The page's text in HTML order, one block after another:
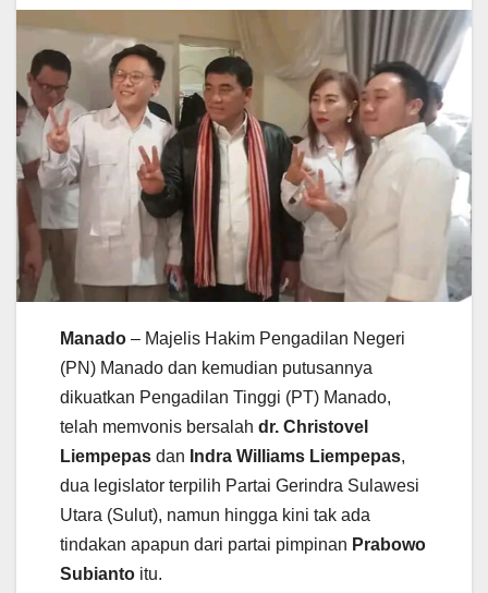
Manado – Majelis Hakim Pengadilan Negeri
(PN) Manado dan kemudian putusannya
dikuatkan Pengadilan Tinggi (PT) Manado,
telah memvonis bersalah dr. Christovel
Liempepas dan Indra Williams Liempepas,
dua legislator terpilih Partai Gerindra Sulawesi
Utara (Sulut), namun hingga kini tak ada
tindakan apapun dari partai pimpinan Prabowo
Subianto itu.